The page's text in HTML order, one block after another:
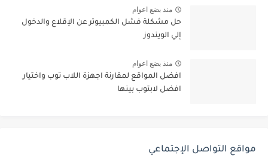
منذ بضع اعوام
حل مشكلة فشل الكمبيوتر عن الإقلاع والدخول
إلي الويندوز
منذ بضع اعوام
افضل المواقع لمقارنة اجهزة اللاب توب واختيار
افضل لابتوب بينها
مواقع التواصل الإجتماعي